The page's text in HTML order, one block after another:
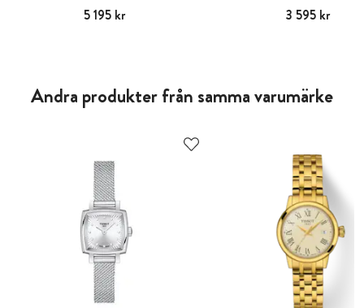
Pris:5 195 kr
5 195 kr
Pris :3 595 kr
3 595 kr
Andra produkter från samma varumärke